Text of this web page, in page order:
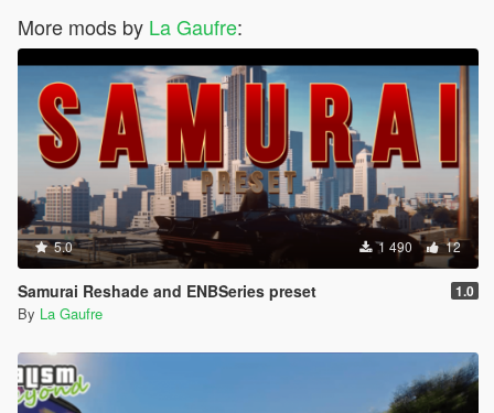
More mods by La Gaufre:
5.0 1 490 12
Samurai Reshade and ENBSeries preset 1.0
By La Gaufre